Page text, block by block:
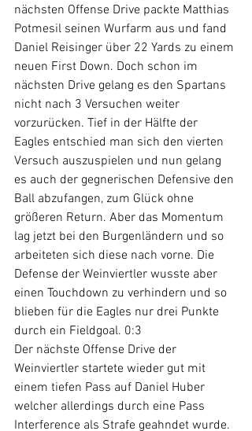
nächsten Offense Drive packte Matthias
Potmesil seinen Wurfarm aus und fand
Daniel Reisinger über 22 Yards zu einem
neuen First Down. Doch schon im
nächsten Drive gelang es den Spartans
nicht nach 3 Versuchen weiter
vorzurücken. Tief in der Hälfte der
Eagles entschied man sich den vierten
Versuch auszuspielen und nun gelang
es auch der gegnerischen Defensive den
Ball abzufangen, zum Glück ohne
größeren Return. Aber das Momentum
lag jetzt bei den Burgenländern und so
arbeiteten sich diese nach vorne. Die
Defense der Weinviertler wusste aber
einen Touchdown zu verhindern und so
blieben für die Eagles nur drei Punkte
durch ein Fieldgoal. 0:3
Der nächste Offense Drive der
Weinviertler startete wieder gut mit
einem tiefen Pass auf Daniel Huber
welcher allerdings durch eine Pass
Interference als Strafe geahndet wurde.